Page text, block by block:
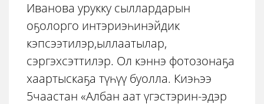
Иванова урукку сыллардарын
оҕолорго интэриэһинэйдик
кэпсээтилэр,ыллаатылар,
сэргэхсэттилэр. Ол кэннэ фотозонаҕа
хаартыскаҕа түһүү буолла. Киэһээ
5чаастан «Албан аат үгэстэрин-эдэр